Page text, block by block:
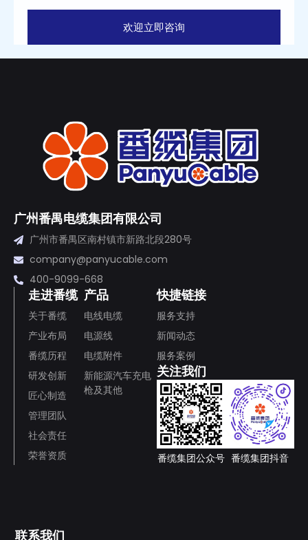
欢迎立即咨询
广州番禺电缆集团有限公司
广州市番禺区南村镇市新路北段280号
company@panyucable.com
400-9099-668
走进番缆
关于番缆
产业布局
番缆历程
研发创新
匠心制造
管理团队
社会责任
荣誉资质
产品
电线电缆
电源线
电缆附件
新能源汽车充电
枪及其他
快捷链接
服务支持
新闻动态
服务案例
关注我们
番缆集团公众号 番缆集团抖音
联系我们